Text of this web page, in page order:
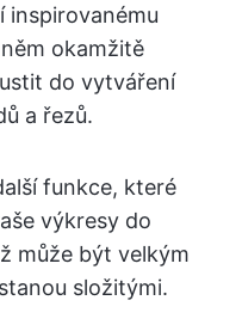
inspirovanému
okamžitě
do vytváření
a řezů.
funkce, které
výkresy do
může být velkým
složitými.